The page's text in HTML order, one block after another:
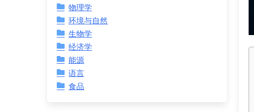
物理学
环境与自然
生物学
经济学
能源
语言
食品